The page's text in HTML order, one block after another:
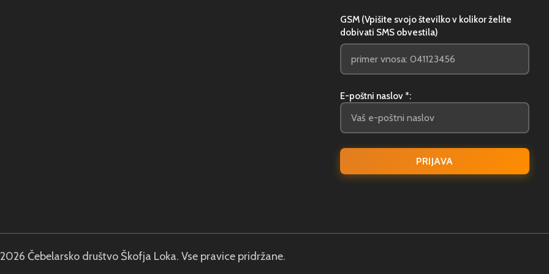
GSM (Vpišite svojo številko v kolikor želite
dobivati SMS obvestila)
E-poštni naslov *:
Čebelarsko društvo Škofja Loka. Vse pravice pridržane.